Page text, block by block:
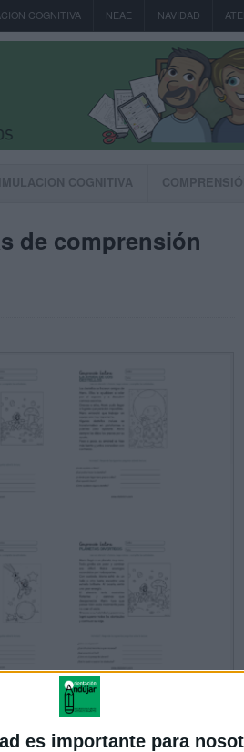
es importante para
COGNITIVA NEAE NAVIDAD
COGNITIVA
de comprensión